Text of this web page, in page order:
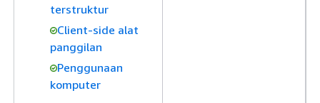
terstruktur
Client-side alat
panggilan
Penggunaan
komputer